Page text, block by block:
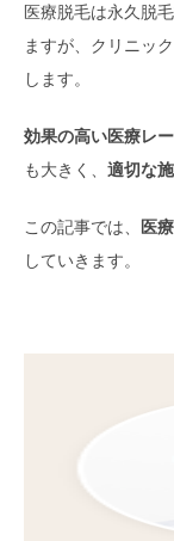
医療脱毛は永久脱
ますが、クリニッ
します。
効果の高い医療レ
も大きく、 適切な
この記事では、 医
していきます。